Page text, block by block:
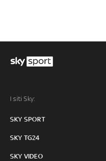
I siti Sky:
SKY SPORT
SKY TG24
SKY VIDEO